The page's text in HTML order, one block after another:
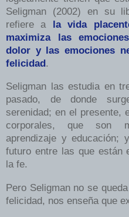
Seligman (2002) en su
refiere a la vida
maximiza las
dolor y las emociones
felicidad.
Seligman las estudia en
pasado, de donde
serenidad; en el presente,
corporales, que son
aprendizaje y educación;
futuro entre las que están
la fe.
Pero Seligman no se
felicidad, nos enseña que